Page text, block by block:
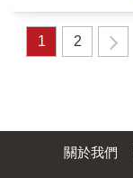
1 2
關於我們